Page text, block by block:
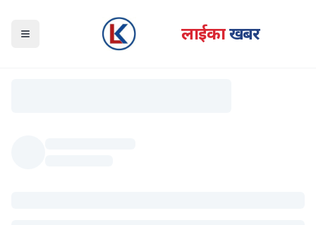
Open navigation menu लाईका खबर